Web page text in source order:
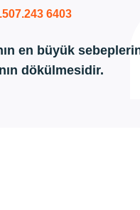
6403
en büyük
dökülmesidir.